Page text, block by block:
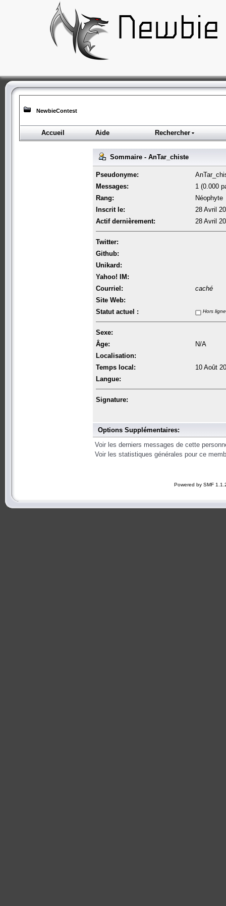
NewbieContest
Accueil Aide Rechercher
Sommaire - AnTar_chiste
Pseudonyme:
Messages:
1 (0.000
Rang:
Néophyte
Inscrit le:
28 Avril
Actif dernièrement:
28 Avril
Twitter:
Github:
Unikard:
Yahoo! IM:
Courriel:
caché
Site Web:
Statut actuel :
Hors ligne
Sexe:
Âge:
N/A
Localisation:
Temps local:
10 Août
Langue:
Signature:
Options Supplémentaires:
Voir les derniers messages de cette
Voir les statistiques générales pour ce
Powered by SMF